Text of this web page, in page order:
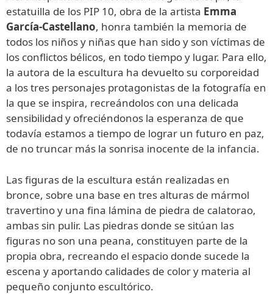
estatuilla de los PIP 10, obra de la artista Emma
García-Castellano, honra también la memoria de
todos los niños y niñas que han sido y son víctimas de
los conflictos bélicos, en todo tiempo y lugar. Para ello,
la autora de la escultura ha devuelto su corporeidad
a los tres personajes protagonistas de la fotografía en
la que se inspira, recreándolos con una delicada
sensibilidad y ofreciéndonos la esperanza de que
todavía estamos a tiempo de lograr un futuro en paz,
de no truncar más la sonrisa inocente de la infancia.
Las figuras de la escultura están realizadas en
bronce, sobre una base en tres alturas de mármol
travertino y una fina lámina de piedra de calatorao,
ambas sin pulir. Las piedras donde se sitúan las
figuras no son una peana, constituyen parte de la
propia obra, recreando el espacio donde sucede la
escena y aportando calidades de color y materia al
pequeño conjunto escultórico.